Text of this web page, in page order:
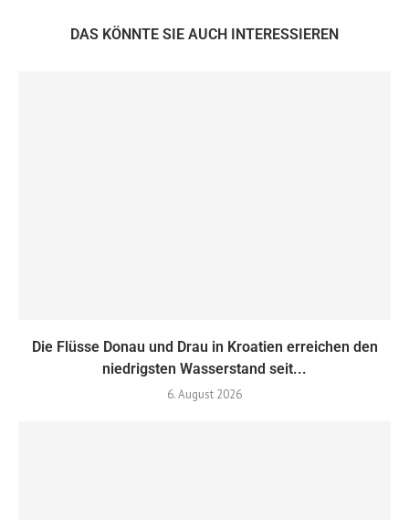
DAS KÖNNTE SIE AUCH INTERESSIEREN
Die Flüsse Donau und Drau in Kroatien erreichen den
niedrigsten Wasserstand seit...
6. August 2026